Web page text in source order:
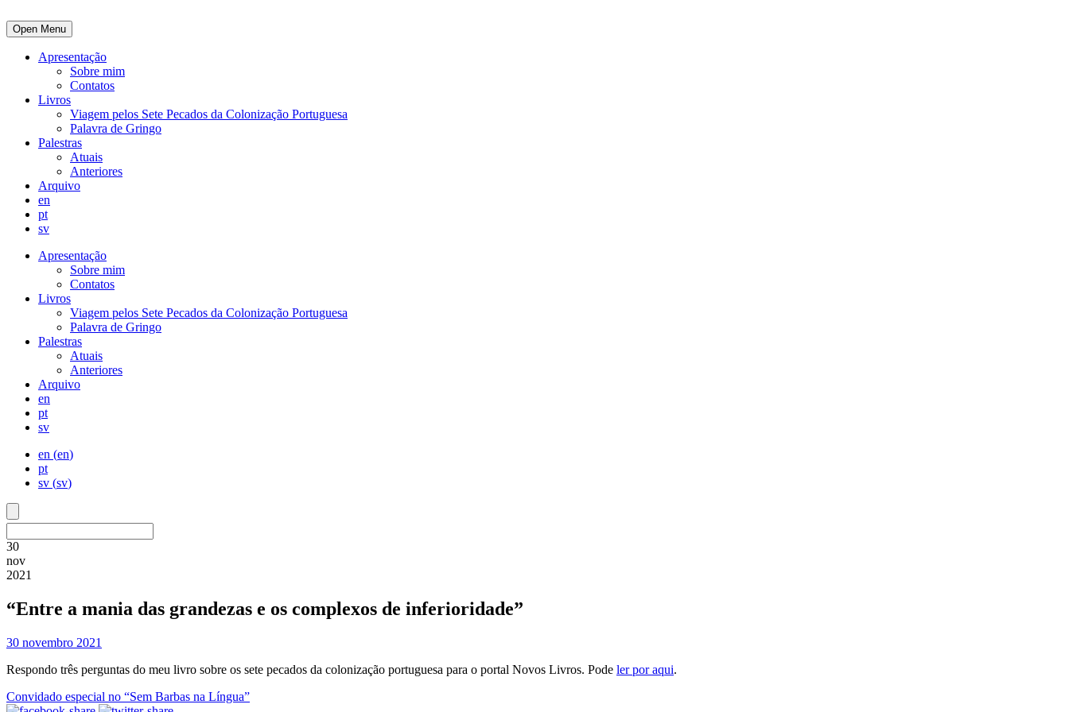
Open Menu
Apresentação
Sobre mim
Contatos
Livros
Viagem pelos Sete Pecados da Colonização Portuguesa
Palavra de Gringo
Palestras
Atuais
Anteriores
Arquivo
en
pt
sv
Apresentação
Sobre mim
Contatos
Livros
Viagem pelos Sete Pecados da Colonização Portuguesa
Palavra de Gringo
Palestras
Atuais
Anteriores
Arquivo
en
pt
sv
en (en)
pt
sv (sv)
30
nov
2021
“Entre a mania das grandezas e os complexos de inferioridade”
30 novembro 2021
Respondo três perguntas do meu livro sobre os sete pecados da colonização portuguesa para o portal Novos Livros. Pode ler por aqui.
Convidado especial no “Sem Barbas na Língua”